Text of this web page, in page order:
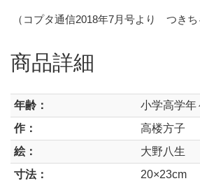
（コプタ通信2018年7月号より つきち
商品詳細
年齢：
小学高学年
作：
高楼方子
絵：
大野八生
寸法：
20×23cm